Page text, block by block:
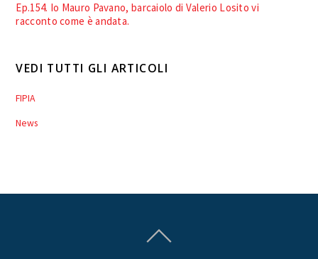
Ep.154. Io Mauro Pavano, barcaiolo di Valerio Losito vi
racconto come è andata.
VEDI TUTTI GLI ARTICOLI
FIPIA
News